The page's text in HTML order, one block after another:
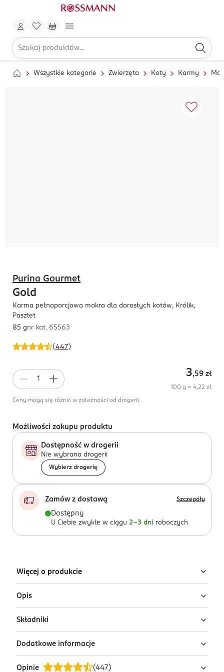
Wszystkie kategorie Zwierzęta Koty Karmy
(447)
Purina Gourmet
Gold
Karma pełnoporcjowa mokra dla dorosłych kotów, Królik,
Pasztet
85 gnr kat. 65563
3,59 zł
100 g = 4,22 zł
Ceny mogą się różnić w zależności od drogerii.
Możliwości zakupu produktu
Dostępność w drogerii
Nie wybrano drogerii
Wybierz drogerię
Zamów z dostawą Szczegóły
Dostępny
U Ciebie zwykle w ciągu 2-3 dni roboczych
Więcej o produkcie
Opis
GOURMET™ Gold Pasztet to smakowity pasztet z
drobno posiekanymi kawałkami z królikiem, aby
dostarczyć Twojemu kotu przyjemność z jedzenia.
Składniki
mięso i produkty pochodzenia zwierzęcego (w tym
królik 4%),składniki mineralne, cukry, produkty
pochodzenia roślinnego.
Dodatkowe informacje
PRZYGOTOWANIE I STOSOWANIE
Opinie (447 )